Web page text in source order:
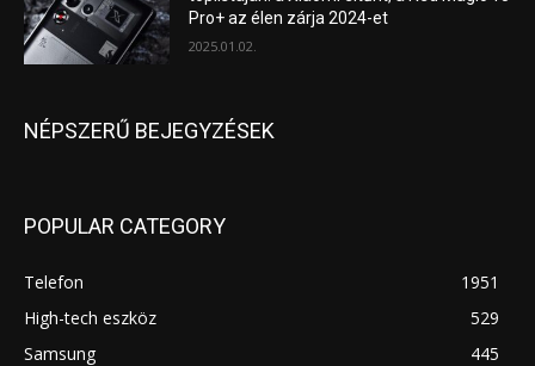
Pro+ az élen zárja 2024-et
2025.01.02.
NÉPSZERŰ BEJEGYZÉSEK
POPULAR CATEGORY
Telefon
1951
High-tech eszköz
529
Samsung
445